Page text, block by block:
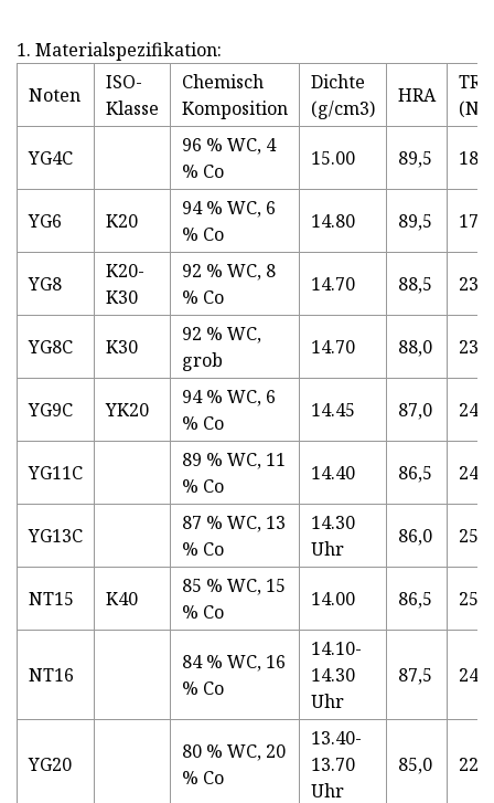
1. Materialspezifikation:
Noten
ISO-
Klasse
Chemisch
Komposition
Dichte
(g/cm3)
HRA
TRS
(N/
YG4C
96 % WC, 4
% Co
15.00 89,5
YG6 K20
94 % WC, 6
% Co
14.80 89,5
YG8
K20-
K30
92 % WC, 8
% Co
14.70 88,5
YG8C K30
92 % WC,
grob
14.70 88,0
YG9C YK20
94 % WC, 6
% Co
14.45 87,0
YG11C
89 % WC, 11
% Co
14.40 86,5
YG13C
87 % WC, 13
% Co
14.30
Uhr
86,0
NT15 K40
85 % WC, 15
% Co
14.00 86,5
NT16
84 % WC, 16
% Co
14.10-
14.30
Uhr
87,5
YG20
80 % WC, 20
% Co
13.40-
13.70
Uhr
85,0